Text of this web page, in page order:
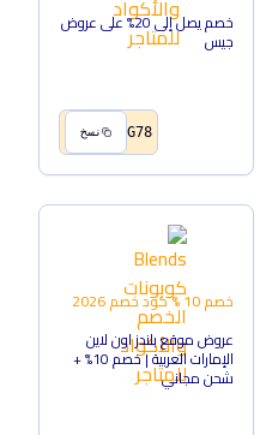
خصم يصل إلى 20% على عروض
جيس
G78 نسخ
خصم 10 % كود خصم2026
عروض موقع بلندز اون لاين
الإمارات العربية | خصم 10% +
شحن مجاني